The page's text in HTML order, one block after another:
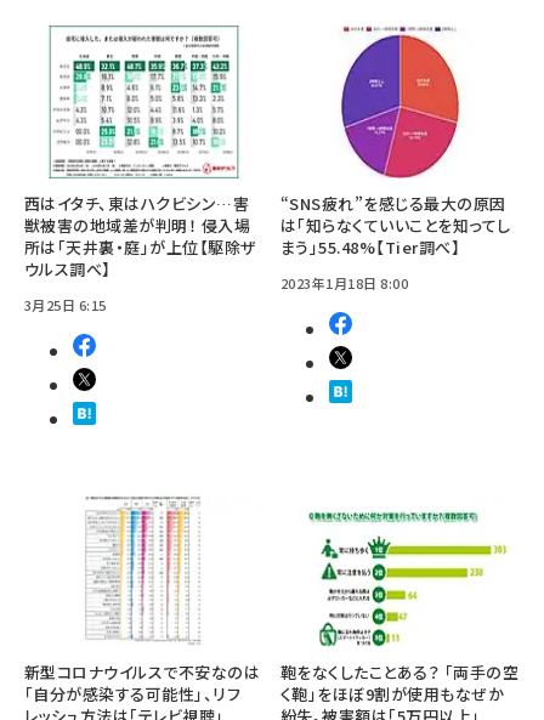
西はイタチ、東はハクビシン…害
獣被害の地域差が判明！ 侵入場
所は「天井裏・庭」が上位【駆除ザ
ウルス調べ】
3月25日 6:15
“SNS疲れ”を感じる最大の原因
は「知らなくていいことを知ってし
まう」55.48%【Tier調べ】
2023年1月18日 8:00
新型コロナウイルスで不安なのは
「自分が感染する可能性」、リフ
鞄をなくしたことある？ 「両手の空
く鞄」をほぼ9割が使用もなぜか